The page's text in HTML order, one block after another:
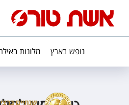
נופש בארץ מלונות